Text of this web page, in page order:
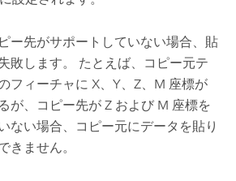
ー先がサポートしていない場合、貼
敗します。 たとえば、コピー元テ
フィーチャに X、Y、Z、M 座標が
が、コピー先が Z および M 座標を
ない場合、コピー元にデータを貼り
きません。